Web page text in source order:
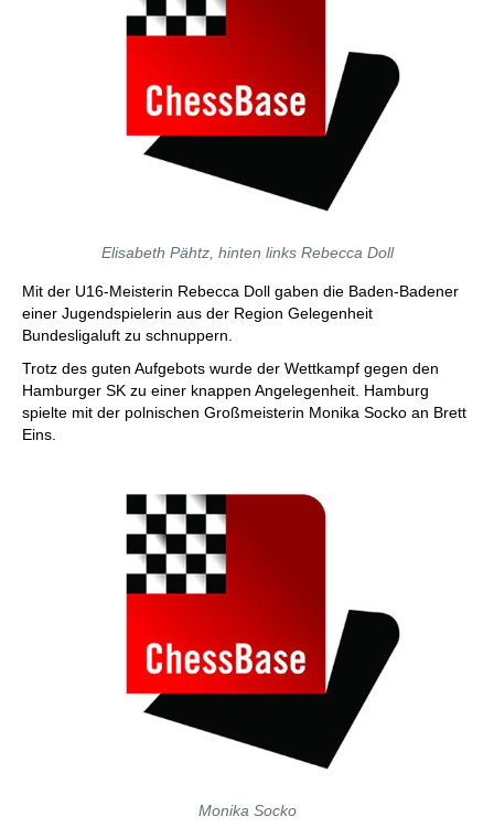
Elisabeth Pähtz, hinten links Rebecca Doll
Mit der U16-Meisterin Rebecca Doll gaben die Baden-Badener
einer Jugendspielerin aus der Region Gelegenheit
Bundesligaluft zu schnuppern.
Trotz des guten Aufgebots wurde der Wettkampf gegen den
Hamburger SK zu einer knappen Angelegenheit. Hamburg
spielte mit der polnischen Großmeisterin Monika Socko an Brett
Eins.
Monika Socko